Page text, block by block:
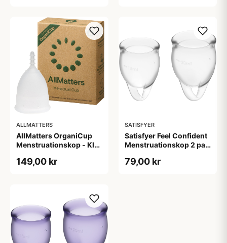
ALLMATTERS
AllMatters OrganiCup
Menstruationskop - Klar
149,00 kr
SATISFYER
Satisfyer Feel Confident
Menstruationskop 2 pak
79,00 kr